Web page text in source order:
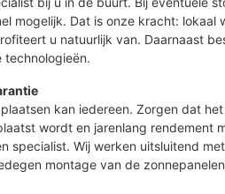
mogelijk. Dat is onze kracht: lokaal
u natuurlijk van. Daarnaast
technologieën.
kan iedereen. Zorgen dat
wordt en jarenlang rendement
specialist. Wij werken uitsluitend
montage van de